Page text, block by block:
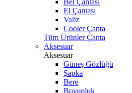
Bel Çantası
El Çantası
Valiz
Cooler Çanta
Tüm Ürünler Çanta
Aksesuar
Aksesuar
Güneş Gözlüğü
Şapka
Bere
Boyunluk